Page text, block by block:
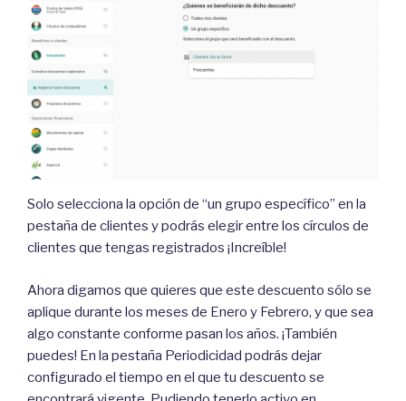
Solo selecciona la opción de “un grupo específico” en la
pestaña de clientes y podrás elegir entre los círculos de
clientes que tengas registrados ¡Increíble!
Ahora digamos que quieres que este descuento sólo se
aplique durante los meses de Enero y Febrero, y que sea
algo constante conforme pasan los años. ¡También
puedes! En la pestaña Periodicidad podrás dejar
configurado el tiempo en el que tu descuento se